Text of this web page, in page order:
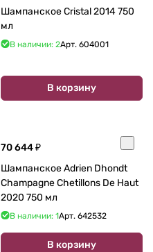
Шампанское Cristal 2014 750
мл
В наличии: 2Арт. 604001
В корзину
70 644 ₽
Шампанское Adrien Dhondt
Champagne Chetillons De Haut
2020 750 мл
В наличии: 1Арт. 642532
В корзину